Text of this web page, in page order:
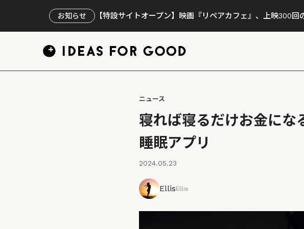
お知らせ 【特設サイトオープン】映画『リペアカフェ』、上映300回
ニュース
寝れば寝るだけお金にな
睡眠アプリ
2024.05.23
EllisEllis